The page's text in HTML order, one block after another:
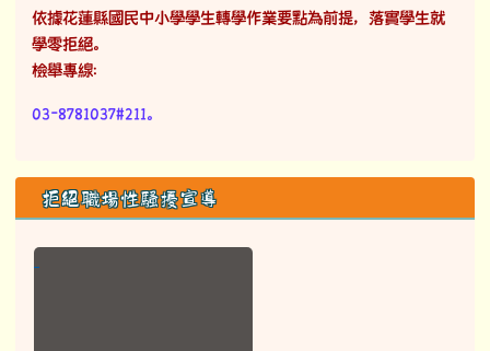
依據花蓮縣國民中小學學生轉學作業要點為前提，落實學生就
學零拒絕。
檢舉專線：
03-8781037#211。
拒絕職場性騷擾宣導